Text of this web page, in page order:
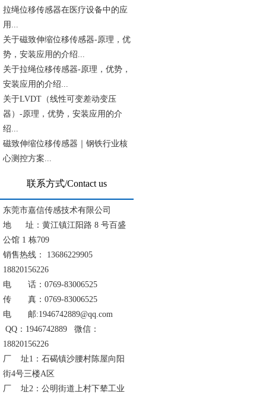
​拉绳位移传感器在医疗设备中的应
用...
关于磁致伸缩位移传感器-原理，优
势，安装应用的介绍...
关于拉绳位移传感器-原理，优势，
安装应用的介绍...
关于LVDT（线性可变差动变压
器）-原理，优势，安装应用的介
绍...
磁致伸缩位移传感器｜钢铁行业核
心测控方案...
联系方式/Contact us
东莞市嘉信传感技术有限公司
地 址：黄江镇江阳路 8 号百盛
公馆 1 栋709
销售热线： 13686229905
18820156226
电 话：0769-83006525
传 真：0769-83006525
电 邮:1946742889@qq.com
QQ：1946742889 微信：
18820156226
厂 址1：石碣镇沙腰村陈屋向阳
街4号三楼A区
厂 址2：公明街道上村下辇工业